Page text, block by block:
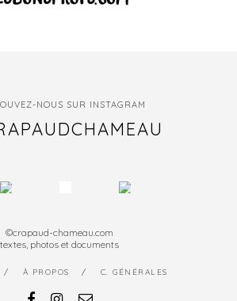
NOUS SUR INSTAGRAM
©crapaud-chameau.com
textes, photos et documents
À PROPOS C. GÉNÉRALES